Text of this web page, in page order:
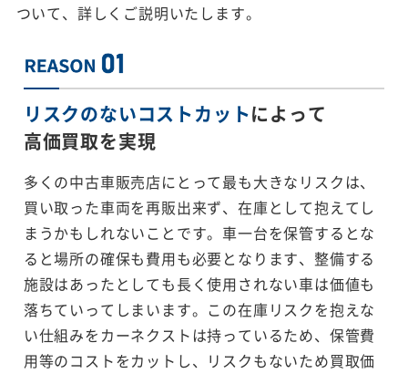
ついて、詳しくご説明いたします。
リスクのないコストカットによって
高価買取を実現
多くの中古車販売店にとって最も大きなリスクは、
買い取った車両を再販出来ず、在庫として抱えてし
まうかもしれないことです。車一台を保管するとな
ると場所の確保も費用も必要となります、整備する
施設はあったとしても長く使用されない車は価値も
落ちていってしまいます。この在庫リスクを抱えな
い仕組みをカーネクストは持っているため、保管費
用等のコストをカットし、リスクもないため買取価